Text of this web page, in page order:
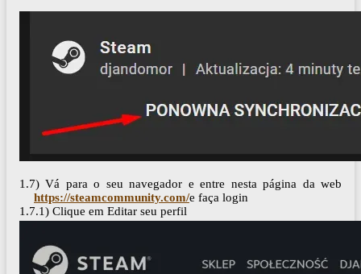
1.7) Vá para o seu navegador e entre nesta página da web
https://steamcommunity.com/e faça login
1.7.1) Clique em Editar seu perfil